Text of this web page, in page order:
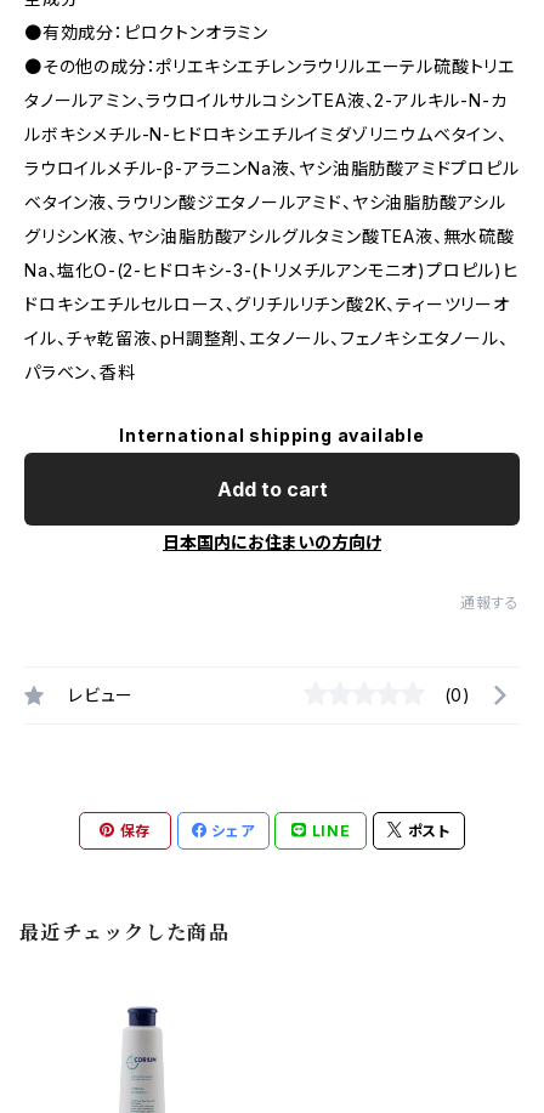
●有効成分：ピロクトンオラミン
●その他の成分：ポリエキシエチレンラウリルエーテル硫酸トリエ
タノールアミン、ラウロイルサルコシンTEA液、2-アルキル-N-カ
ルボキシメチル-N-ヒドロキシエチルイミダゾリニウムベタイン、
ラウロイルメチル-β-アラニンNa液、ヤシ油脂肪酸アミドプロピル
ベタイン液、ラウリン酸ジエタノールアミド、ヤシ油脂肪酸アシル
グリシンK液、ヤシ油脂肪酸アシルグルタミン酸TEA液、無水硫酸
Na、塩化O-(2-ヒドロキシ-3-(トリメチルアンモニオ)プロピル)ヒ
ドロキシエチルセルロース、グリチルリチン酸2K、ティーツリーオ
イル、チャ乾留液、pH調整剤、エタノール、フェノキシエタノール、
パラベン、香料
International shipping available
Add to cart
日本国内にお住まいの方向け
通報する
レビュー (0)
保存 シェア LINE ポスト
最近チェックした商品